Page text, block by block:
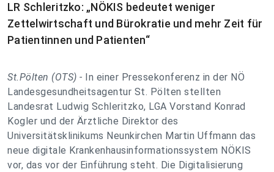
LR Schleritzko: „NÖKIS bedeutet weniger
Zettelwirtschaft und Bürokratie und mehr Zeit für
Patientinnen und Patienten“
St.Pölten (OTS) - In einer Pressekonferenz in der NÖ
Landesgesundheitsagentur St. Pölten stellten
Landesrat Ludwig Schleritzko, LGA Vorstand Konrad
Kogler und der Ärztliche Direktor des
Universitätsklinikums Neunkirchen Martin Uffmann das
neue digitale Krankenhausinformationssystem NÖKIS
vor, das vor der Einführung steht. Die Digitalisierung